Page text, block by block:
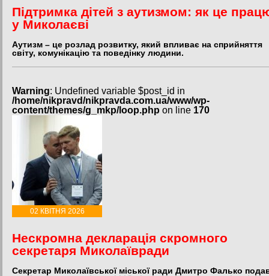
Підтримка дітей з аутизмом: як це
у Миколаєві
Аутизм – це розлад розвитку, який впливає на сприйняття
світу, комунікацію та поведінку людини.
Warning: Undefined variable $post_id in
/home/nikpravd/nikpravda.com.ua/www/wp-
content/themes/g_mkp/loop.php on line 170
02 КВІТНЯ 2026
Нескромна декларація скромного
секретаря Миколаївради
Секретар Миколаївської міської ради Дмитро Фалько